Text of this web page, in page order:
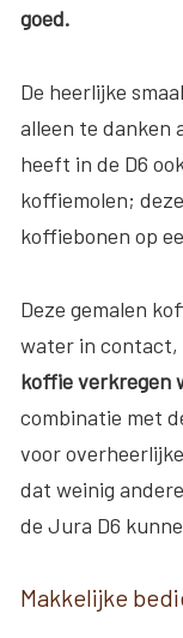
goed.
De heerlijke
alleen te danken
heeft in de D6
koffiemolen;
koffiebonen op
Deze gemalen
water in contact,
koffie verkregen
combinatie met
voor
dat weinig
de Jura D6
Makkelijke